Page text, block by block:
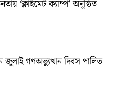
‘ক্লাইমেট ক্যাম্প’ অনুষ্ঠিত
জুলাই গণঅভ্যুত্থান দিবস পালিত